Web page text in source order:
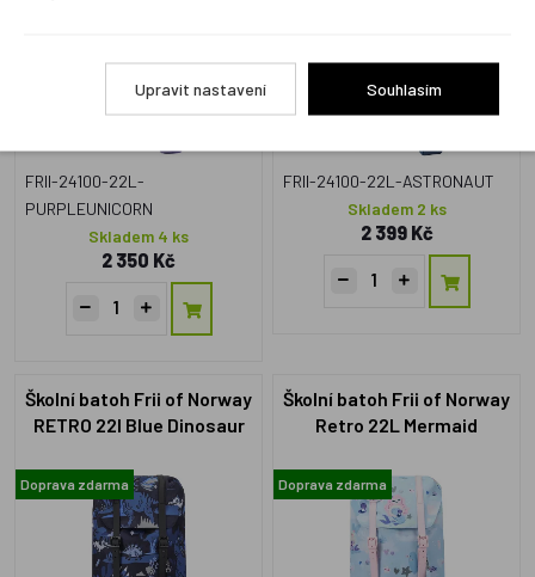
FRII-24100-22L-
PURPLEUNICORN
Skladem 4 ks
2 350 Kč
FRII-24100-22L-ASTRONAUT
Skladem 2 ks
2 399 Kč
Školní batoh Frii of Norway
RETRO 22l Blue Dinosaur
Doprava zdarma
Školní batoh Frii of Norway
Retro 22L Mermaid
Doprava zdarma
Upravit nastavení Souhlasím